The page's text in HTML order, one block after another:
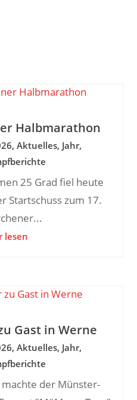
Halbmarathon
, Aktuelles, Jahr,
25 Grad fiel heute
Startschuss zum 17.
lesen
Gast in Werne
, Aktuelles, Jahr,
machte der Münster-